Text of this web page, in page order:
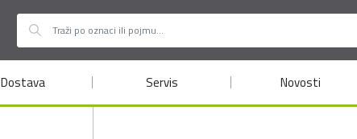
Dostava Servis Novosti